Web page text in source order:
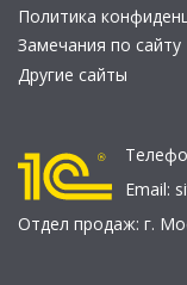
Политика
Замечания по сайту
Другие сайты
Email:
Отдел продаж: г.